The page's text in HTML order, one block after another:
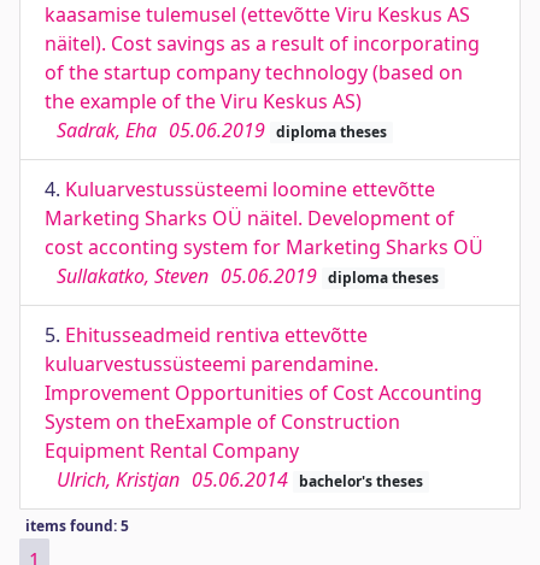
kaasamise tulemusel (ettevõtte Viru Keskus AS
näitel). Cost savings as a result of incorporating
of the startup company technology (based on
the example of the Viru Keskus AS)
Sadrak, Eha 05.06.2019 diploma theses
4. Kuluarvestussüsteemi loomine ettevõtte
Marketing Sharks OÜ näitel. Development of
cost acconting system for Marketing Sharks OÜ
Sullakatko, Steven 05.06.2019 diploma theses
5. Ehitusseadmeid rentiva ettevõtte
kuluarvestussüsteemi parendamine.
Improvement Opportunities of Cost Accounting
System on theExample of Construction
Equipment Rental Company
Ulrich, Kristjan 05.06.2014 bachelor's theses
items found: 5